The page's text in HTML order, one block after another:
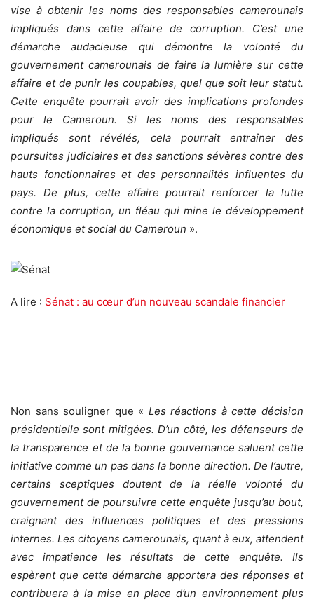
vise à obtenir les noms des responsables camerounais
impliqués dans cette affaire de corruption. C’est une
démarche audacieuse qui démontre la volonté du
gouvernement camerounais de faire la lumière sur cette
affaire et de punir les coupables, quel que soit leur statut.
Cette enquête pourrait avoir des implications profondes
pour le Cameroun. Si les noms des responsables
impliqués sont révélés, cela pourrait entraîner des
poursuites judiciaires et des sanctions sévères contre des
hauts fonctionnaires et des personnalités influentes du
pays. De plus, cette affaire pourrait renforcer la lutte
contre la corruption, un fléau qui mine le développement
économique et social du Cameroun ».
A lire : Sénat : au cœur d’un nouveau scandale financier
Non sans souligner que « Les réactions à cette décision
présidentielle sont mitigées. D’un côté, les défenseurs de
la transparence et de la bonne gouvernance saluent cette
initiative comme un pas dans la bonne direction. De l’autre,
certains sceptiques doutent de la réelle volonté du
gouvernement de poursuivre cette enquête jusqu’au bout,
craignant des influences politiques et des pressions
internes. Les citoyens camerounais, quant à eux, attendent
avec impatience les résultats de cette enquête. Ils
espèrent que cette démarche apportera des réponses et
contribuera à la mise en place d’un environnement plus